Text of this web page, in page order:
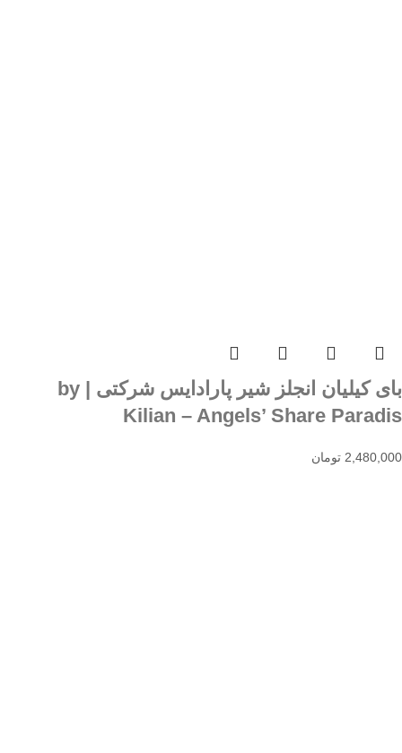
بای کیلیان انجلز شیر پارادایس شرکتی | by
Kilian – Angels’ Share Paradis
2,480,000 تومان